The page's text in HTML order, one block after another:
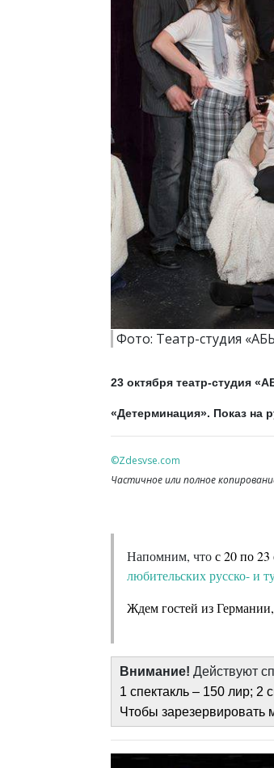
Фото: Театр-студия
23 октября театр-студия
«Детерминация». Показ на
©Zdesvse.com
Частичное или полное
Напомним, чтос 20 по
любительских русско- и
Ждем гостей из
Внимание! Действуют
1 спектакль – 150 лир; 2
Чтобы зарезервировать